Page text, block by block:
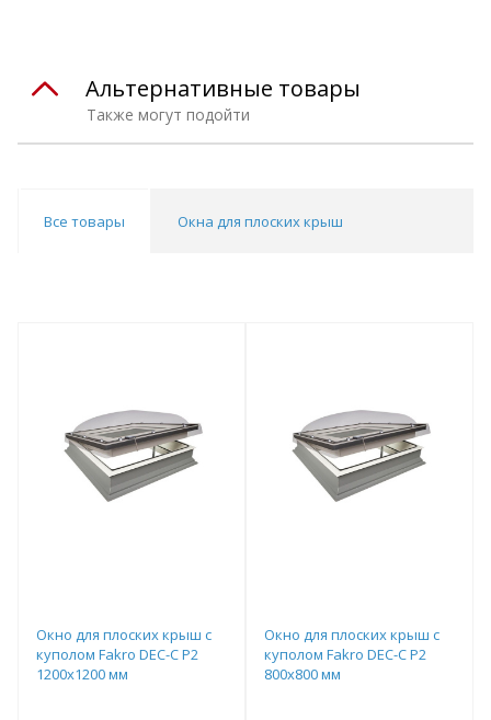
Также могут подойти
Альтернативные товары
Все товары Окна для плоских крыш
Окно для плоских крыш с
куполом Fakro DEC-C P2
1200х1200 мм
Окно для плоских крыш с
куполом Fakro DEC-C P2
800х800 мм